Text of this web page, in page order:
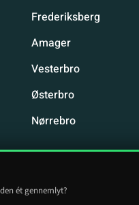
Frederiksberg
Amager
Vesterbro
Østerbro
Nørrebro
ét gennemlyt?